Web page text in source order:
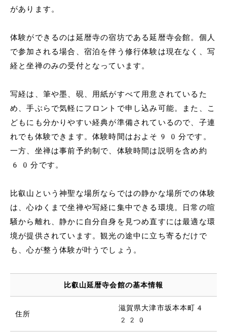
があります。
体験ができるのは延暦寺の宿坊である延暦寺会館。個人
で参加される場合、宿泊を伴う修行体験は現在なく、写
経と坐禅のみの受付となっています。
写経は、筆や墨、硯、用紙がすべて用意されているた
め、手ぶらで気軽にフロントで申し込み可能。また、こ
どもにも分かりやすい経典が準備されているので、子連
れでも体験できます。体験時間はおよそ90分です。
一方、坐禅は事前予約制で、体験時間は説明を含め約
60分です。
比叡山という神聖な場所ならではの静かな場所での体験
は、心ゆくまで坐禅や写経に集中できる環境。日常の喧
騒から離れ、静かに自分自身を見つめ直すには最適な環
境が提供されています。観光の途中に立ち寄るだけで
も、心が整う体験が叶うでしょう。
比叡山延暦寺会館の基本情報
住所
滋賀県大津市坂本本町4
220